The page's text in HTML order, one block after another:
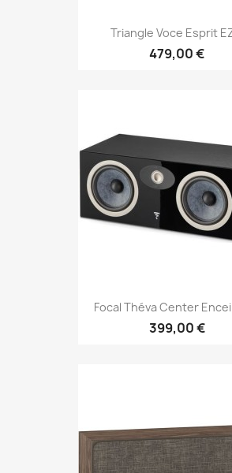
Triangle Voce Esprit
479,00 €
Focal Théva Center
399,00 €